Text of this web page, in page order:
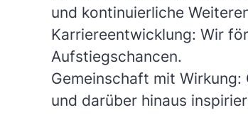
und kontinuierliche
Karriereentwicklung: Wir
Aufstiegschancen.
Gemeinschaft mit Wirkung:
und darüber hinaus